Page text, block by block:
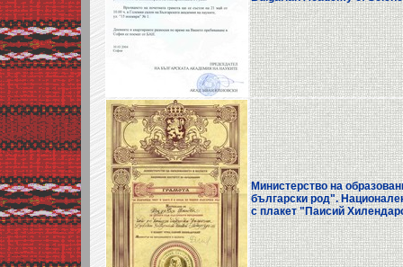
Министерство на
български род".
с плакет "Паисий